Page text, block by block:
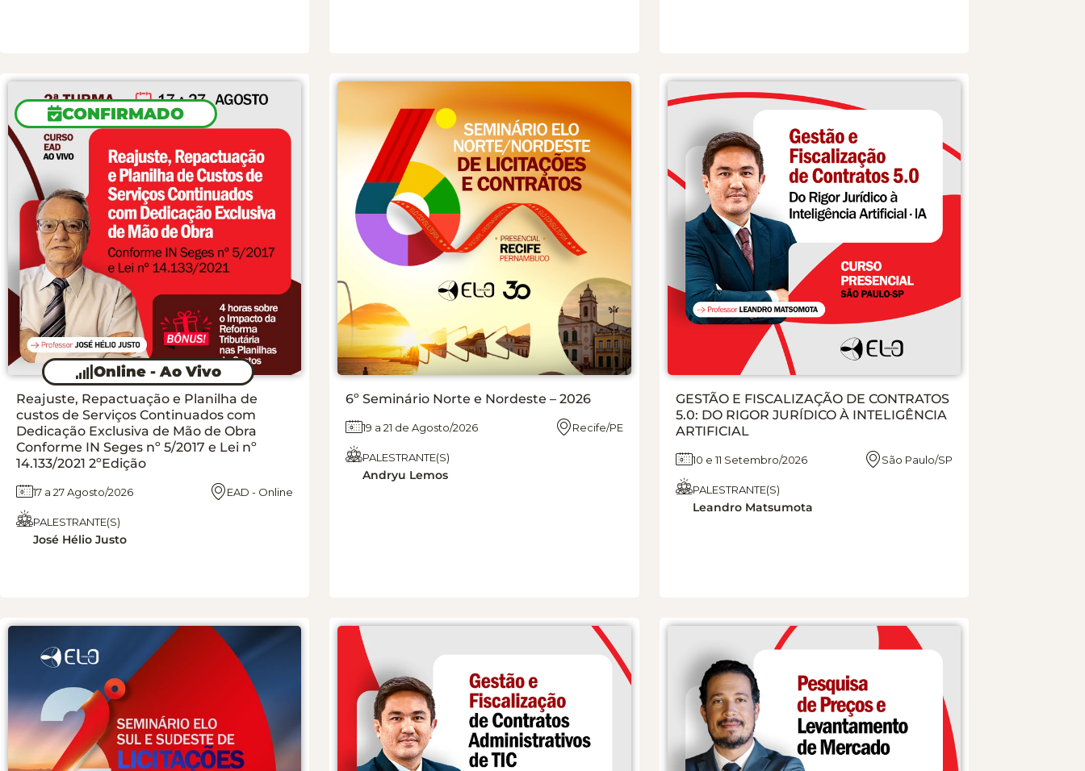
CONFIRMADO
Online - Ao Vivo
Reajuste, Repactuação e Planilha de
custos de Serviços Continuados com
Dedicação Exclusiva de Mão de Obra
Conforme IN Seges nº 5/2017 e Lei nº
14.133/2021 2ºEdição
17 a 27 Agosto/2026 EAD - Online
PALESTRANTE(S)
José Hélio Justo
6º Seminário Norte e Nordeste – 2026
19 a 21 de Agosto/2026 Recife/PE
PALESTRANTE(S)
Andryu Lemos
GESTÃO E FISCALIZAÇÃO DE CONTRATOS
5.0: DO RIGOR JURÍDICO À INTELIGÊNCIA
ARTIFICIAL
10 e 11 Setembro/2026 São Paulo/SP
PALESTRANTE(S)
Leandro Matsumota